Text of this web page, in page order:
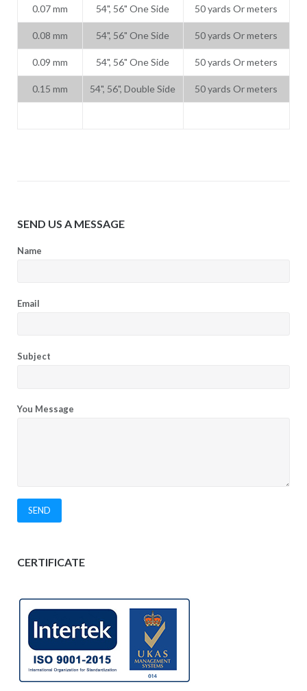
0.07 mm 54", 56" One Side 50 yards Or meters
0.08 mm 54", 56" One Side 50 yards Or meters
0.09 mm 54", 56" One Side 50 yards Or meters
0.15 mm 54", 56", Double Side 50 yards Or meters
SEND US A MESSAGE
Name
Email
Subject
You Message
CERTIFICATE